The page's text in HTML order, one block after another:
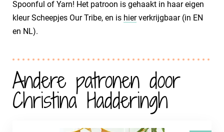
Spoonful of Yarn! Het patroon is gehaakt in haar eigen
kleur Scheepjes Our Tribe, en is hierverkrijgbaar (in EN
en NL).
Andere patronen door
Christina Hadderingh